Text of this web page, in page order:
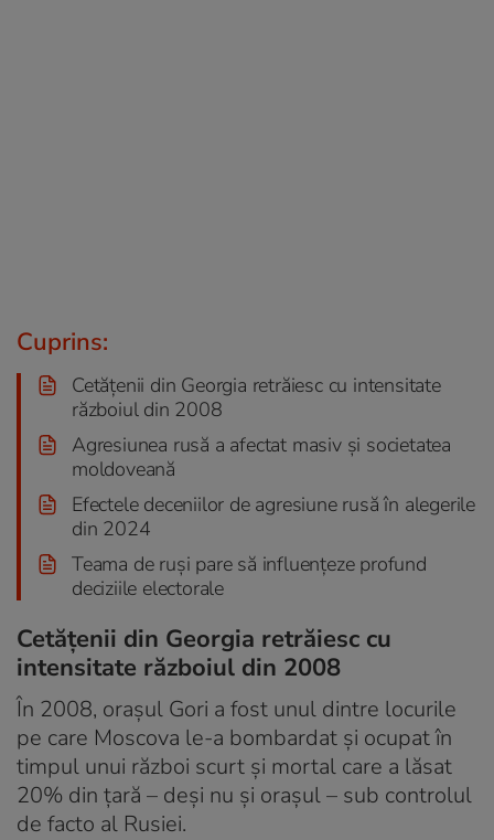
Cuprins:
Cetățenii din Georgia retrăiesc cu intensitate
războiul din 2008
Agresiunea rusă a afectat masiv și societatea
moldoveană
Efectele deceniilor de agresiune rusă în alegerile
din 2024
Teama de ruși pare să influențeze profund
deciziile electorale
Cetățenii din Georgia retrăiesc cu
intensitate războiul din 2008
În 2008, orașul Gori a fost unul dintre locurile
pe care Moscova le-a bombardat și ocupat în
timpul unui război scurt și mortal care a lăsat
20% din țară – deși nu și orașul – sub controlul
de facto al Rusiei.